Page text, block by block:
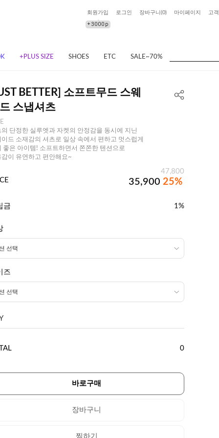
회원가입 로그인 장바구니(0) 마이페이지 고
+PLUS SIZE SHOES ETC SALE~70%
BETTER] 소프트무드 스웨
스냅셔츠
의 단정한 실루엣과 자켓의 안정감을 동시에 지닌
이드 소재감의 셔츠로 일상 속에서 편하고 멋스럽게
좋은 아이템! 소프트하면서 쫀쫀한 텐션으로
감이 유연하고 편안해요~
47,800
35,900 25%
금 1%
즈
0
바로구매
장바구니
찜하기